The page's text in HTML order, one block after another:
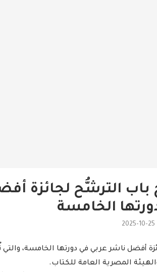
باب الترشُّح لجائزة
الخامسة
2025-10-25
أفضل ناشر عربي في دورتها الخامسة،
المصرية العامة للكتاب.